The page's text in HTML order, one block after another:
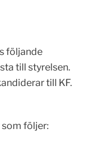
följande
till styrelsen.
till KF.
följer: